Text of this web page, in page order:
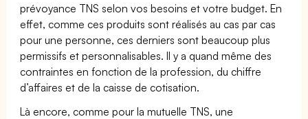
prévoyance TNS selon vos besoins et votre budget. En
effet, comme ces produits sont réalisés au cas par cas
pour une personne, ces derniers sont beaucoup plus
permissifs et personnalisables. Il y a quand même des
contraintes en fonction de la profession, du chiffre
d’affaires et de la caisse de cotisation.
Là encore, comme pour la mutuelle TNS, une